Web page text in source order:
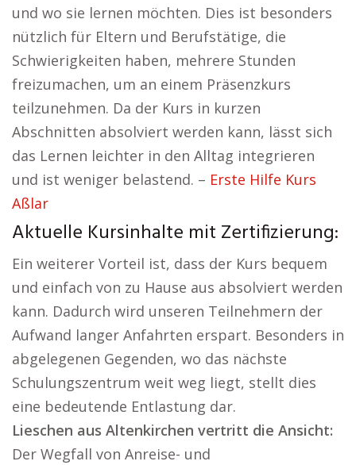
und wo sie lernen möchten. Dies ist besonders
nützlich für Eltern und Berufstätige, die
Schwierigkeiten haben, mehrere Stunden
freizumachen, um an einem Präsenzkurs
teilzunehmen. Da der Kurs in kurzen
Abschnitten absolviert werden kann, lässt sich
das Lernen leichter in den Alltag integrieren
und ist weniger belastend. – Erste Hilfe Kurs
Aßlar
Aktuelle Kursinhalte mit Zertifizierung:
Ein weiterer Vorteil ist, dass der Kurs bequem
und einfach von zu Hause aus absolviert werden
kann. Dadurch wird unseren Teilnehmern der
Aufwand langer Anfahrten erspart. Besonders in
abgelegenen Gegenden, wo das nächste
Schulungszentrum weit weg liegt, stellt dies
eine bedeutende Entlastung dar.
Lieschen aus Altenkirchen vertritt die Ansicht:
Der Wegfall von Anreise- und